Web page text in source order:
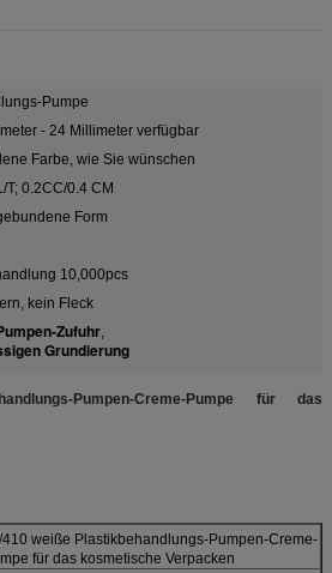
Pumpe
- 24 Millimeter verfügbar
Farbe, wie Sie wünschen
T; 0.2CC/0.4 CM
Form
10,000pcs
kein Fleck
Zufuhr,
Grundierung
Pumpen-Creme-Pumpe für das
weiße Plastikbehandlungs-Pumpen-Creme-
für das kosmetische Verpacken